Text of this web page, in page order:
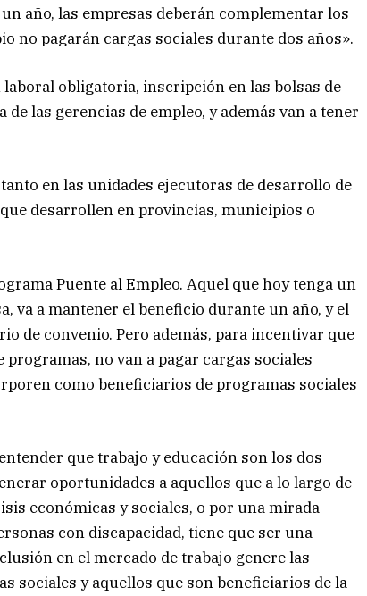
año, las empresas deberán complementar los
no pagarán cargas sociales durante dos años».
obligatoria, inscripción en las bolsas de
de las gerencias de empleo, y además van a tener
en las unidades ejecutoras de desarrollo de
desarrollen en provincias, municipios o
Puente al Empleo. Aquel que hoy tenga un
va a mantener el beneficio durante un año, y el
de convenio. Pero además, para incentivar que
no van a pagar cargas sociales
como beneficiarios de programas sociales
que trabajo y educación son los dos
oportunidades a aquellos que a lo largo de
económicas y sociales, o por una mirada
con discapacidad, tiene que ser una
en el mercado de trabajo genere las
sociales y aquellos que son beneficiarios de la